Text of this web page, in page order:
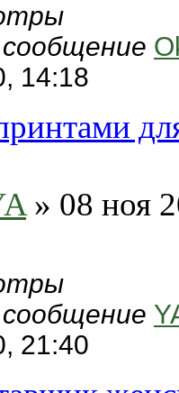
14:18
» 08 ноя
21:40